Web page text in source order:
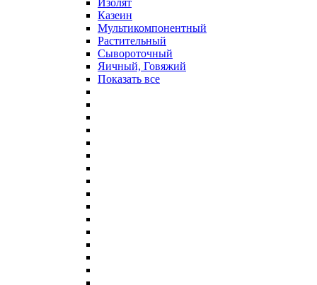
Казеин
Мультикомпонентный
Растительный
Сывороточный
Яичный, Говяжий
Показать все